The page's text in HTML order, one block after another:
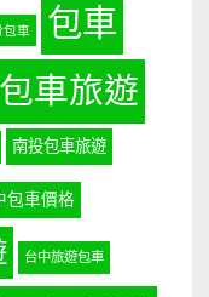
包車 包車
包車旅遊
南投包車旅遊
包車價格
台中旅遊包車